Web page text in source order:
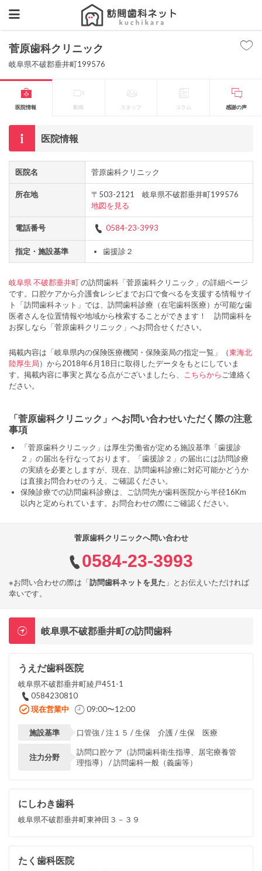
菅原歯科クリニック
岐阜県不破郡垂井町199576
医院情報 動画 スタッフ コラム 感謝の声
医院情報
医院名 菅原歯科クリニック
所在地
〒503-2121 岐阜県不破郡垂井町199576
地図を見る
電話番号 0584-23-3993
指定・施設基準 歯援診２
岐阜県 不破郡垂井町の訪問歯科「菅原歯科クリニック」の詳細ページ
です。口腔ケアから介護食レシピまでお口で食べるを支援する情報サイ
ト「訪問歯科ネット」では、訪問歯科診療（在宅歯科医療）が可能な歯
医者さんを位置情報や地域から検索することができます！ 訪問歯科を
お探しなら「菅原歯科クリニック」へお問合せください。
掲載内容は「岐阜県内の保険医療機関・保険薬局の指定一覧」（東海北
陸厚生局）から2018年6月18日に取得したデータをもとにしていま
す。掲載内容に事実と異なる点がございましたら、
こちらから ご連絡く
ださい。
「菅原歯科クリニック」へお問い合わせいただく際の注意
事項
「菅原歯科クリニック」は厚生労働省が定める施設基準「歯援診
２」の届出を行なっております。「歯援診２」の届出には訪問診療
の実績を必要としますが、現在、訪問歯科診療に対応可能かどうか
は直接お問合わせのうえ、ご確認ください。
保険診療での訪問歯科診療は、ご訪問先が歯科医院から半径16Km
以内と定められています。お問合わせの際にご確認ください。
菅原歯科クリニックへ問い合わせ
0584-23-3993
※お問い合わせの際は「訪問歯科ネットを見た 」とお伝えいただければ
幸いです。
岐阜県不破郡垂井町の訪問歯科
うえだ歯科医院
岐阜県不破郡垂井町綾戸451-1
0584230810
現在営業中
09:00〜12:00
施設基準 口管強 / 注１５ / 生保 介護 / 生保 医療
注力分野
訪問口腔ケア（訪問歯科衛生指導、居宅療養管
理指導） / 訪問歯科一般（義歯等）
にしわき歯科
岐阜県不破郡垂井町東神田３－３９
たく歯科医院